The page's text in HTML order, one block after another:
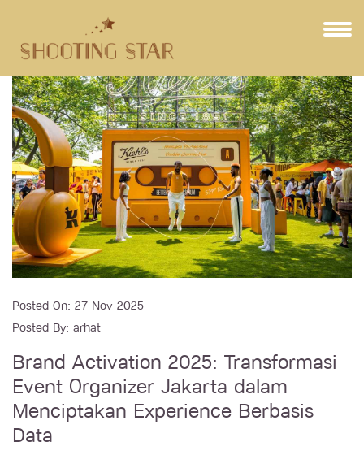
Posted On: 27 Nov 2025
Posted By: arhat
Brand Activation 2025: Transformasi
Event Organizer Jakarta dalam
Menciptakan Experience Berbasis
Data